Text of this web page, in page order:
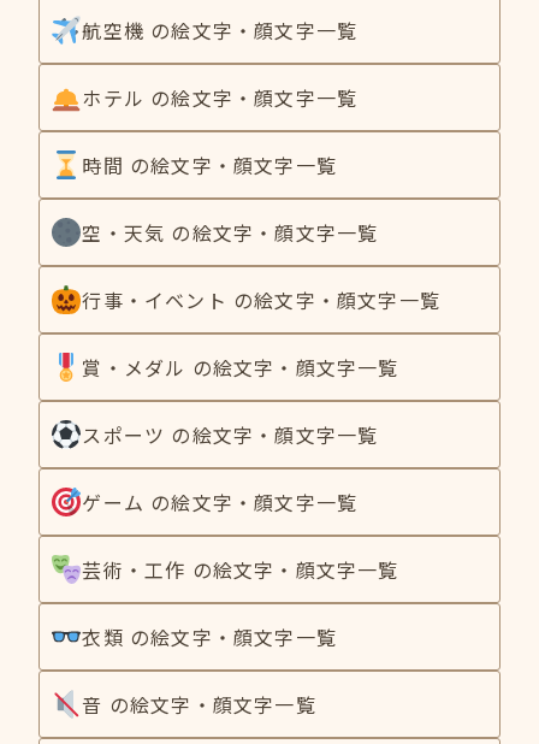
航空機 の絵文字・顔文字一覧
ホテル の絵文字・顔文字一覧
時間 の絵文字・顔文字一覧
空・天気 の絵文字・顔文字一覧
行事・イベント の絵文字・顔文字一覧
賞・メダル の絵文字・顔文字一覧
スポーツ の絵文字・顔文字一覧
ゲーム の絵文字・顔文字一覧
芸術・工作 の絵文字・顔文字一覧
衣類 の絵文字・顔文字一覧
音 の絵文字・顔文字一覧